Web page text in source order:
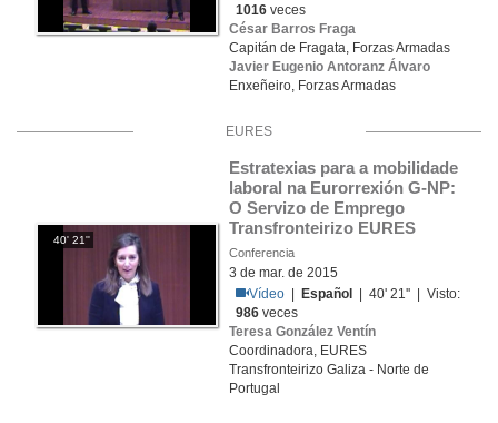
1016 veces
César Barros Fraga
Capitán de Fragata, Forzas Armadas
Javier Eugenio Antoranz Álvaro
Enxeñeiro, Forzas Armadas
EURES
40' 21''
Estratexias para a mobilidade
laboral na Eurorrexión G-NP:
O Servizo de Emprego
Transfronteirizo EURES
Conferencia
3 de mar. de 2015
Vídeo
Español
| 40' 21'' | Visto:
986 veces
Teresa González Ventín
Coordinadora, EURES
Transfronteirizo Galiza - Norte de
Portugal